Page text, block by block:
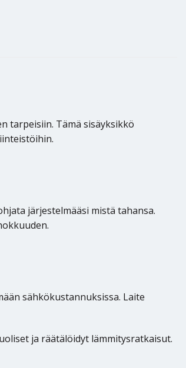
tarpeisiin. Tämä sisäyksikkö
järjestelmääsi mistä tahansa.
sähkökustannuksissa. Laite
ja räätälöidyt lämmitysratkaisut.